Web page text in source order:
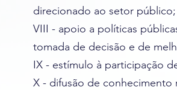
direcionado ao setor público;
VIII - apoio a políticas
tomada de decisão e de
IX - estímulo à participação
X - difusão de conhecimento